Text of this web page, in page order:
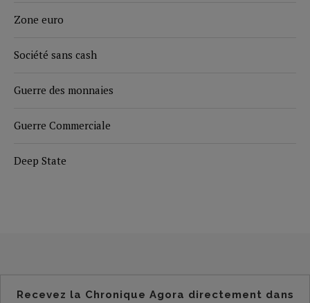
Zone euro
Société sans cash
Guerre des monnaies
Guerre Commerciale
Deep State
Recevez la Chronique Agora directement dans